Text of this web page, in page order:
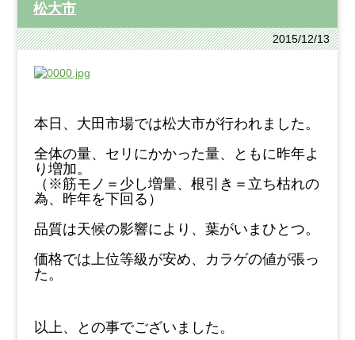
松大市
2015/12/13
本日、大田市場では松大市が行われました。
全体の量、セリにかかった量、ともに昨年よ
り増加。
（※筋モノ＝少し増量、根引き＝立ち枯れの
為、昨年を下回る）
品質は天候の影響により、葉がいまひとつ。
価格では上位等級が安め、カラゲの値が張っ
た。
以上、との事でございました。